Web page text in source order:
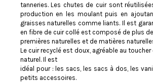
tanneries. Les chutes de cuir sont
production en les moulant puis en
graisses naturelles comme liants. Il est
en fibre de cuir collé est composé de plus
premières naturelles et de matières
Le cuir recyclé est doux, agréable au
naturel. Il est
idéal pour : les sacs, les sacs à dos, les
petits accessoires.